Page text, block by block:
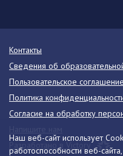
Наш веб-сайт использует
работоспособности веб-
Контакты
Сведения об
Пользовательское соглашение
Политика
Согласие на обработку
Разработано в Victory